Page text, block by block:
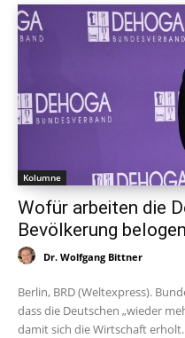
Kolumne
Wofür arbeiten die
Bevölkerung
Dr. Wolfgang Bittner
Berlin, BRD (Weltexpress).
dass die Deutschen „wieder
damit sich die Wirtschaft